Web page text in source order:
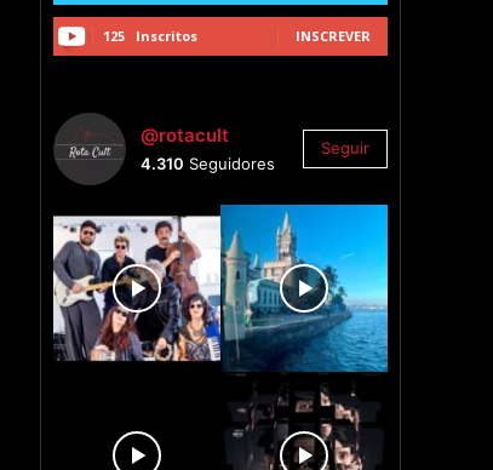
125 Inscritos INSCREVER
@rotacult
4.310 Seguidores
Seguir